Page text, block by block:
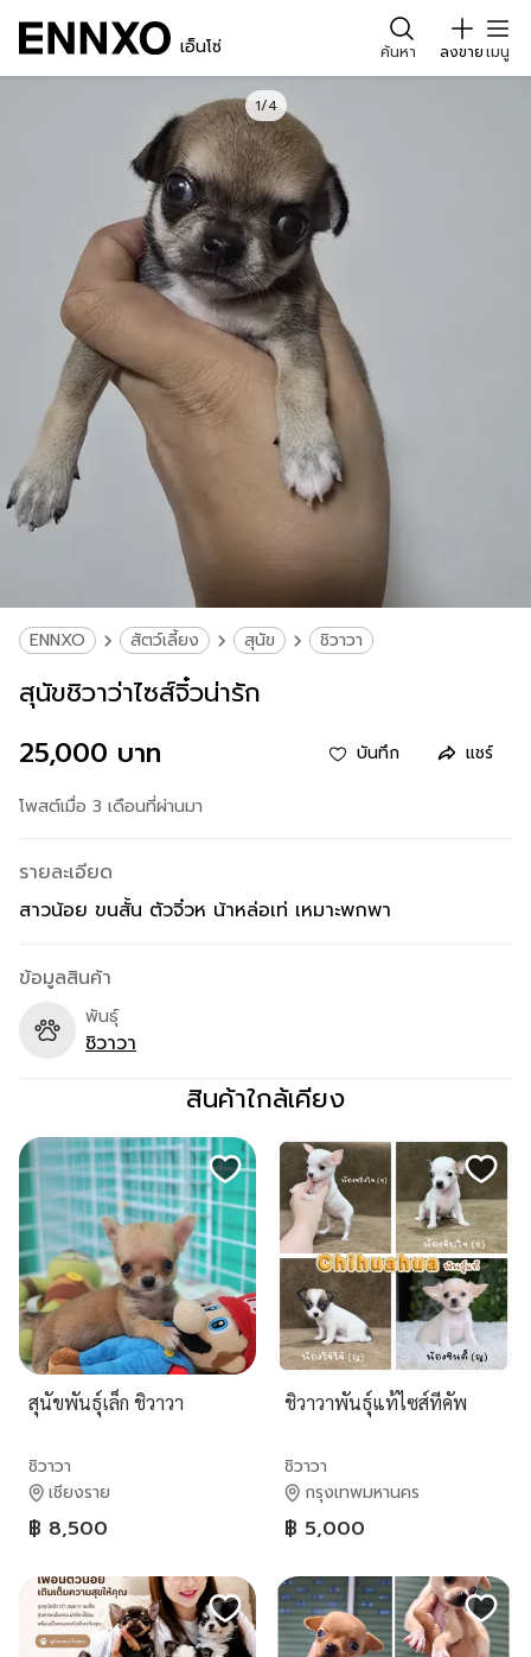
เอ็นโซ่ ค้นหา ลงขายเมนู
1/4
ENNXO สัตว์เลี้ยง สุนัข ชิวาวา
สุนัขชิวาว่าไซส์จิ๋วน่ารัก
25,000 บาท
บันทึก แชร์
โพสต์เมื่อ 3 เดือนที่ผ่านมา
รายละเอียด
สาวน้อย ขนสั้น ตัวจิ๋วห น้าหล่อเท่ เหมาะพกพา
ข้อมูลสินค้า
พันธุ์
ชิวาวา
สินค้าใกล้เคียง
สุนัขพันธุ์เล็ก ชิวาวา
ชิวาวา
เชียงราย
฿ 8,500
ชิวาวาพันธุ์แท้ไซส์ทีคัพ
ชิวาวา
กรุงเทพมหานคร
฿ 5,000